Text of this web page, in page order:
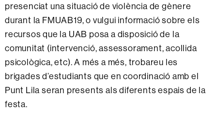
presenciat una situació de violència de gènere
durant la FMUAB19, o vulgui informació sobre els
recursos que la UAB posa a disposició de la
comunitat (intervenció, assessorament, acollida
psicològica, etc). A més a més, trobareu les
brigades d’estudiants que en coordinació amb el
Punt Lila seran presents als diferents espais de la
festa.